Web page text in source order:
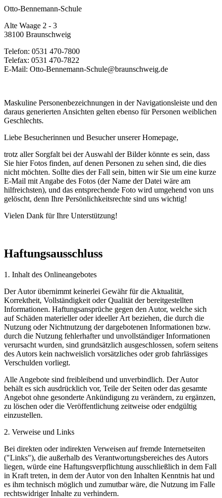
Otto-Bennemann-Schule
Alte Waage 2 - 3
38100 Braunschweig
Telefon: 0531 470-7800
Telefax: 0531 470-7822
E-Mail: Otto-Bennemann-Schule@braunschweig.de
Maskuline Personenbezeichnungen in der Navigationsleiste und den
daraus generierten Ansichten gelten ebenso für Personen weiblichen
Geschlechts.
Liebe Besucherinnen und Besucher unserer Homepage,
trotz aller Sorgfalt bei der Auswahl der Bilder könnte es sein, dass
Sie hier Fotos finden, auf denen Personen zu sehen sind, die dies
nicht möchten. Sollte dies der Fall sein, bitten wir Sie um eine kurze
E-Mail mit Angabe des Fotos (der Name der Datei wäre am
hilfreichsten), und das entsprechende Foto wird umgehend von uns
gelöscht, denn Ihre Persönlichkeitsrechte sind uns wichtig!
Vielen Dank für Ihre Unterstützung!
Haftungsausschluss
1. Inhalt des Onlineangebotes
Der Autor übernimmt keinerlei Gewähr für die Aktualität,
Korrektheit, Vollständigkeit oder Qualität der bereitgestellten
Informationen. Haftungsansprüche gegen den Autor, welche sich
auf Schäden materieller oder ideeller Art beziehen, die durch die
Nutzung oder Nichtnutzung der dargebotenen Informationen bzw.
durch die Nutzung fehlerhafter und unvollständiger Informationen
verursacht wurden, sind grundsätzlich ausgeschlossen, sofern seitens
des Autors kein nachweislich vorsätzliches oder grob fahrlässiges
Verschulden vorliegt.
Alle Angebote sind freibleibend und unverbindlich. Der Autor
behält es sich ausdrücklich vor, Teile der Seiten oder das gesamte
Angebot ohne gesonderte Ankündigung zu verändern, zu ergänzen,
zu löschen oder die Veröffentlichung zeitweise oder endgültig
einzustellen.
2. Verweise und Links
Bei direkten oder indirekten Verweisen auf fremde Internetseiten
("Links"), die außerhalb des Verantwortungsbereiches des Autors
liegen, würde eine Haftungsverpflichtung ausschließlich in dem Fall
in Kraft treten, in dem der Autor von den Inhalten Kenntnis hat und
es ihm technisch möglich und zumutbar wäre, die Nutzung im Falle
rechtswidriger Inhalte zu verhindern.